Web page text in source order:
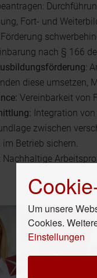
Fort- und
Förderung
nach § 166
:
diese umsetzen,
Vereinbarkeit von
Integration
zwischen
im Betrieb sichern.
: Nachhaltige
Um unsere
Cookies.
Einstellungen